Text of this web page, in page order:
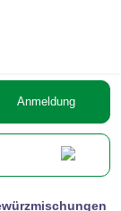
Anmeldung